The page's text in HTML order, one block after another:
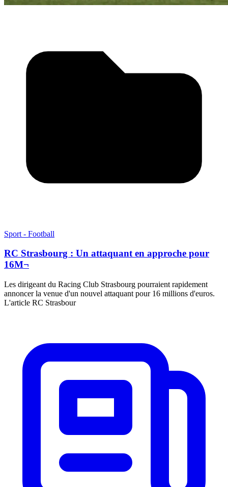
Sport - Football
RC Strasbourg : Un attaquant en approche pour
16M¬
Les dirigeant du Racing Club Strasbourg pourraient rapidement
annoncer la venue d'un nouvel attaquant pour 16 millions d'euros.
L'article RC Strasbour